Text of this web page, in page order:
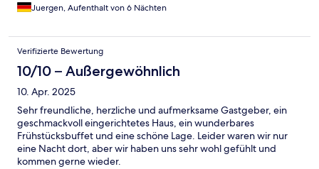
Juergen, Aufenthalt von 6 Nächten
Verifizierte Bewertung
10/10 – Außergewöhnlich
10. Apr. 2025
Sehr freundliche, herzliche und aufmerksame Gastgeber, ein
geschmackvoll eingerichtetes Haus, ein wunderbares
Frühstücksbuffet und eine schöne Lage. Leider waren wir nur
eine Nacht dort, aber wir haben uns sehr wohl gefühlt und
kommen gerne wieder.